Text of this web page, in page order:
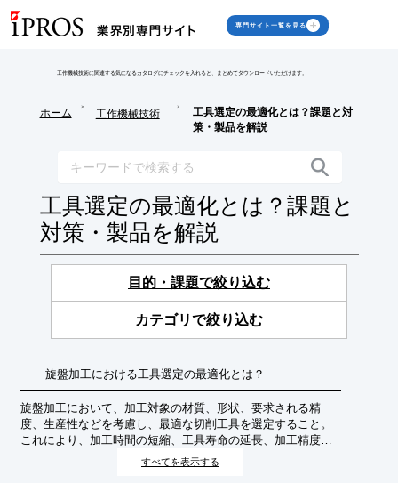
専門サイト一覧を見る
工作機械技術に関連する気になるカタログにチェックを入れると、まとめてダウンロードいただけます。
ホーム
>
工作機械技術
>
工具選定の最適化とは？課題と対
策・製品を解説
工具選定の最適化とは？課題と
対策・製品を解説
目的・課題で絞り込む
カテゴリで絞り込む
旋盤加工における工具選定の最適化とは？
旋盤加工において、加工対象の材質、形状、要求される精
度、生産性などを考慮し、最適な切削工具を選定すること。
これにより、加工時間の短縮、工具寿命の延長、加工精度の
向上、コスト削減などを実現する。
すべてを表示する